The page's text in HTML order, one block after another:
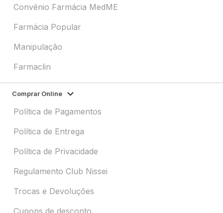
Convênio Farmácia MedME
Farmácia Popular
Manipulação
Farmaclin
Comprar Online
Política de Pagamentos
Política de Entrega
Política de Privacidade
Regulamento Club Nissei
Trocas e Devoluções
Cupons de desconto